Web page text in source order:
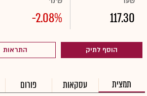
117.30
-2.08%
הוסף לתיק התראות
תמצית עסקאות פורום